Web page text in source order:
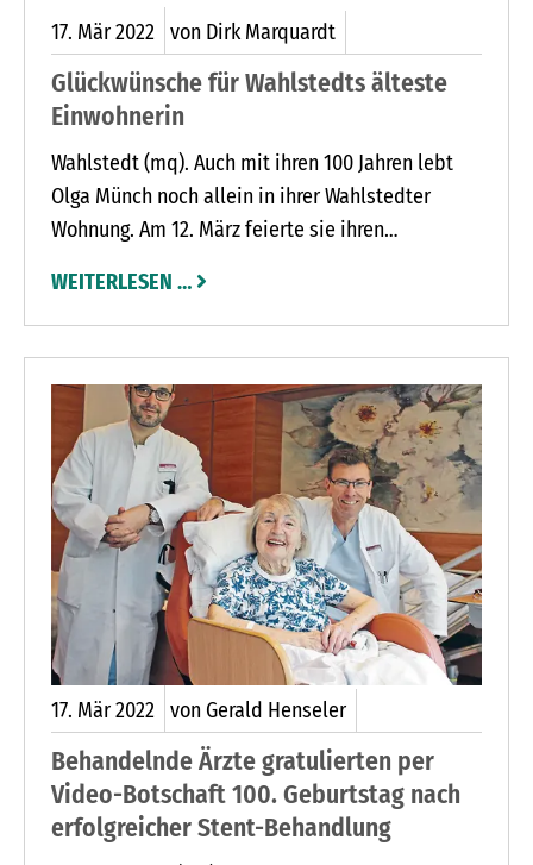
17. Mär2022 von Dirk Marquardt
Glückwünsche für Wahlstedts älteste
Einwohnerin
Wahlstedt (mq). Auch mit ihren 100 Jahren lebt
Olga Münch noch allein in ihrer Wahlstedter
Wohnung. Am 12. März feierte sie ihren
Glückwünsche von Bürgervorsteher Horst
Kornelius und Bürgermeister Matthias Bonse. Die
beiden überreichten zudem ein Präsent, Blumen
und die Glückwunsch-Urkunde vom
Ministerpräsidenten Daniel Günther. Die Jubilarin
kam 1975 aus dem Baltikum mit ihrer Familie
nach Wahlstedt und wird heute von einem
Verwandten betreut. Geboren wurde Olga Münch
1922 im Donbas (Ukraine).
WEITERLESEN …
17. Mär2022 von Gerald Henseler
Behandelnde Ärzte gratulierten per
Video-Botschaft 100. Geburtstag nach
erfolgreicher Stent-Behandlung